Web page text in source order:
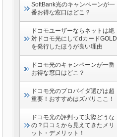
SoftBank光のキャンペーンが一
番お得な窓口はどこ？
ドコモユーザーならネットは絶
対ドコモ光にしてdカードGOLD
を発行したほうが良い理由
ドコモ光のキャンペーンが一番
お得な窓口はどこ？
ドコモ光のプロバイダ選びは超
重要！おすすめはズバリここ！
ドコモ光の評判って実際どうな
の？口コミから見えてきたメリ
ット・デメリット！